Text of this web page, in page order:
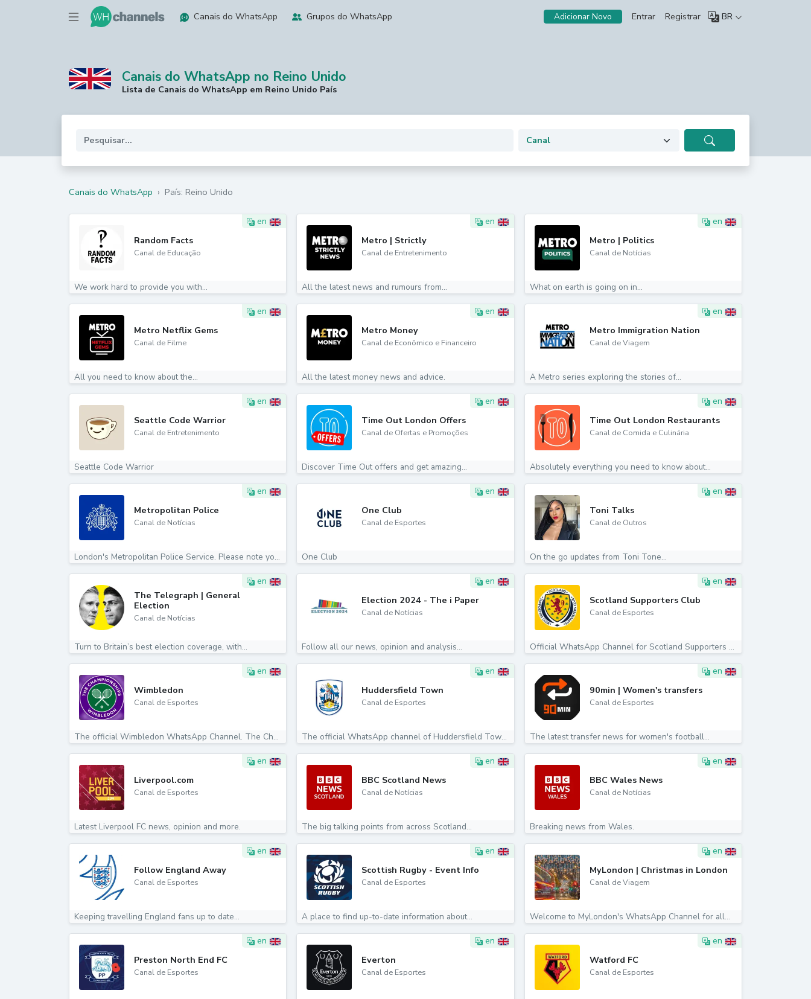
Canais do WhatsApp Grupos do WhatsApp Adicionar Novo Entrar Registrar BR
Canais do WhatsApp no Reino Unido
Lista de Canais do WhatsApp em Reino Unido País
Canais do WhatsApp › País: Reino Unido
en
Random Facts
Canal de Educação
We work hard to provide you with...
en
Metro | Strictly
Canal de Entretenimento
All the latest news and rumours from...
en
Metro | Politics
Canal de Notícias
What on earth is going on in...
en
Metro Netflix Gems
Canal de Filme
All you need to know about the...
en
Metro Money
Canal de Econômico e Financeiro
All the latest money news and advice.
en
Metro Immigration Nation
Canal de Viagem
A Metro series exploring the stories of...
en
Seattle Code Warrior
Canal de Entretenimento
Seattle Code Warrior
en
Time Out London Offers
Canal de Ofertas e Promoções
Discover Time Out offers and get amazing...
en
Time Out London Restaurants
Canal de Comida e Culinária
Absolutely everything you need to know about...
en
Metropolitan Police
Canal de Notícias
London's Metropolitan Police Service. Please note you...
en
One Club
Canal de Esportes
One Club
en
Toni Talks
Canal de Outros
On the go updates from Toni Tone...
en
The Telegraph | General
Election
Canal de Notícias
Turn to Britain’s best election coverage, with...
en
Election 2024 - The i Paper
Canal de Notícias
Follow all our news, opinion and analysis...
en
Scotland Supporters Club
Canal de Esportes
Official WhatsApp Channel for Scotland Supporters Club...
en
Wimbledon
Canal de Esportes
The official Wimbledon WhatsApp Channel. The Championships...
en
Huddersfield Town
Canal de Esportes
The official WhatsApp channel of Huddersfield Town...
en
90min | Women's transfers
Canal de Esportes
The latest transfer news for women's football...
en
Liverpool.com
Canal de Esportes
Latest Liverpool FC news, opinion and more.
en
BBC Scotland News
Canal de Notícias
The big talking points from across Scotland...
en
BBC Wales News
Canal de Notícias
Breaking news from Wales.
en
Follow England Away
Canal de Esportes
Keeping travelling England fans up to date...
en
Scottish Rugby - Event Info
Canal de Esportes
A place to find up-to-date information about...
en
MyLondon | Christmas in London
Canal de Viagem
Welcome to MyLondon's WhatsApp Channel for all...
en
Preston North End FC
Canal de Esportes
en
Everton
Canal de Esportes
en
Watford FC
Canal de Esportes